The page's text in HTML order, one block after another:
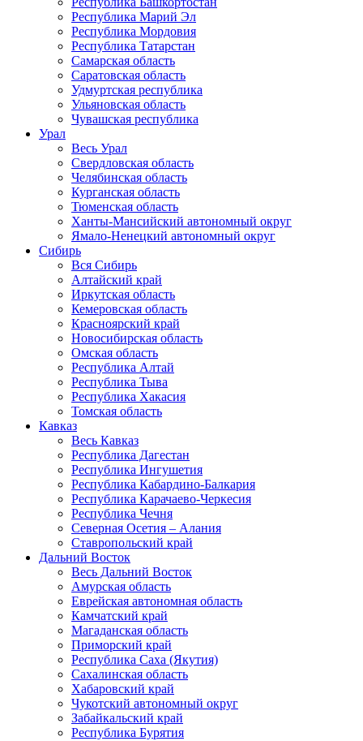
Республика Марий Эл
Республика Мордовия
Республика Татарстан
Самарская область
Саратовская область
Удмуртская республика
Ульяновская область
Чувашская республика
Урал
Весь Урал
Свердловская область
Челябинская область
Курганская область
Тюменская область
Ханты-Мансийский автономный округ
Ямало-Ненецкий автономный округ
Сибирь
Вся Сибирь
Алтайский край
Иркутская область
Кемеровская область
Красноярский край
Новосибирская область
Омская область
Республика Алтай
Республика Тыва
Республика Хакасия
Томская область
Кавказ
Весь Кавказ
Республика Дагестан
Республика Ингушетия
Республика Кабардино-Балкария
Республика Карачаево-Черкесия
Республика Чечня
Северная Осетия – Алания
Ставропольский край
Дальний Восток
Весь Дальний Восток
Амурская область
Еврейская автономная область
Камчатский край
Магаданская область
Приморский край
Республика Саха (Якутия)
Сахалинская область
Хабаровский край
Чукотский автономный округ
Забайкальский край
Республика Бурятия